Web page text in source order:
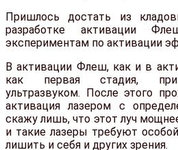
Пришлось достать из
разработке активации
экспериментам по активации
В активации Флеш, как и в
как первая стадия,
ультразвуком. После этого
активация лазером с
скажу лишь, что этот луч
и такие лазеры требуют
лишить и себя и других зрения.